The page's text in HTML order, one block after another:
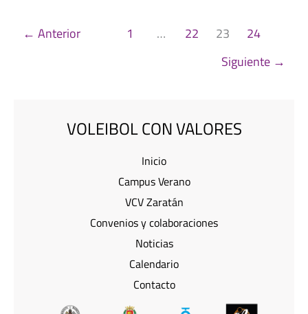
← Anterior 1 … 22 23
24
Siguiente →
VOLEIBOL CON VALORES
Inicio
Campus Verano
VCV Zaratán
Convenios y colaboraciones
Noticias
Calendario
Contacto